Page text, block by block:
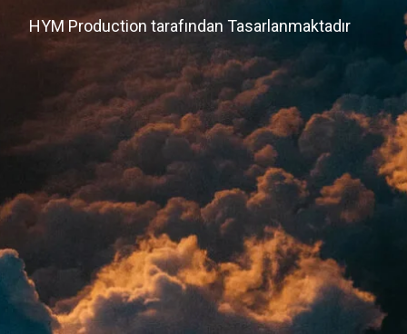
HYM Production tarafından Tasarlanmaktadır